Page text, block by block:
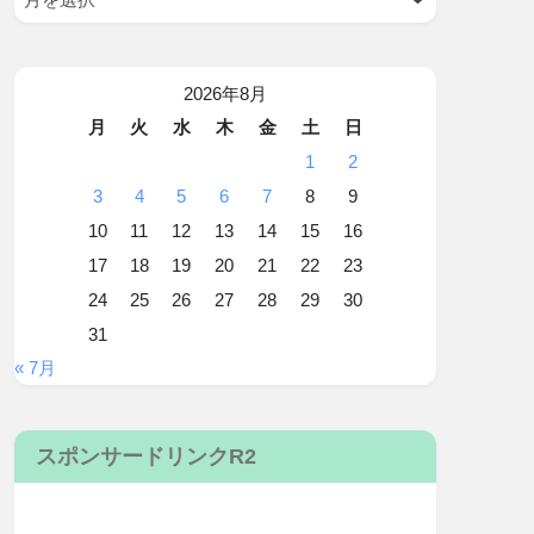
2026年8月
月
火 水 木 金 土
日
1
2
3
4 5 6 7 8
9
10
11 12 13 14 15
16
17
18 19 20 21 22
23
24
25 26 27 28 29
30
31
« 7月
スポンサードリンクR2